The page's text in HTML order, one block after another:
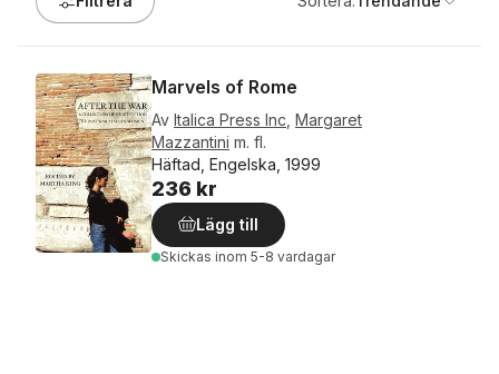
Marvels of Rome
Av Italica Press Inc Margaret
Mazzantini m. fl.
Häftad, Engelska, 1999
236 kr
Lägg till
Skickas inom 5-8 vardagar